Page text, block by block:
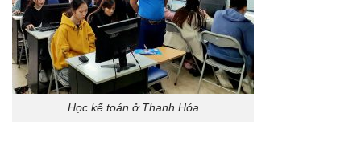
Học kế toán ở Thanh Hóa